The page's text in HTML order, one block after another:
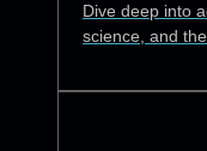
Dive deep into
science, and